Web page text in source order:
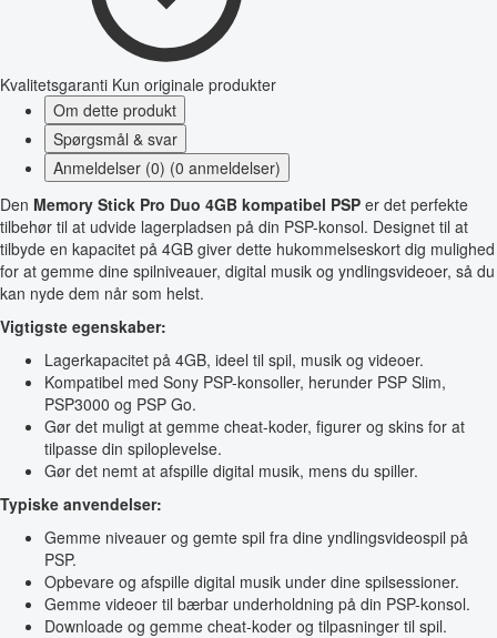
Kvalitetsgaranti Kun originale produkter
Om dette produkt
Spørgsmål & svar
Anmeldelser (0) (0 anmeldelser)
Den Memory Stick Pro Duo 4GB kompatibel PSP er det perfekte
tilbehør til at udvide lagerpladsen på din PSP-konsol. Designet til at
tilbyde en kapacitet på 4GB giver dette hukommelseskort dig mulighed
for at gemme dine spilniveauer, digital musik og yndlingsvideoer, så du
kan nyde dem når som helst.
Vigtigste egenskaber:
Lagerkapacitet på 4GB, ideel til spil, musik og videoer.
Kompatibel med Sony PSP-konsoller, herunder PSP Slim,
PSP3000 og PSP Go.
Gør det muligt at gemme cheat-koder, figurer og skins for at
tilpasse din spiloplevelse.
Gør det nemt at afspille digital musik, mens du spiller.
Typiske anvendelser:
Gemme niveauer og gemte spil fra dine yndlingsvideospil på
PSP.
Opbevare og afspille digital musik under dine spilsessioner.
Gemme videoer til bærbar underholdning på din PSP-konsol.
Downloade og gemme cheat-koder og tilpasninger til spil.